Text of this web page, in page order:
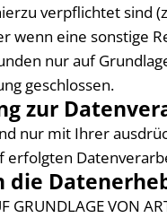
verpflichtet sind
wenn eine
nur auf
geschlossen.
zur
nur mit Ihrer
erfolgten
VON